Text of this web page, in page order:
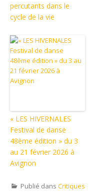
percutants dans le
cycle de la vie
« LES HIVERNALES
Festival de danse
48ème édition » du 3
au 21 février 2026 à
Avignon
Publié dans Critiques